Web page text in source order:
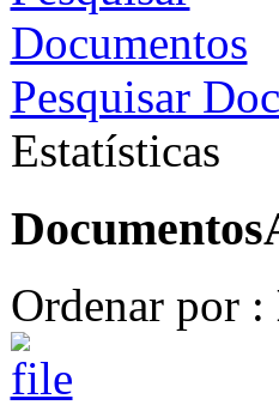
Pesquisar
Estatísticas
Documentos
Ordenar por :